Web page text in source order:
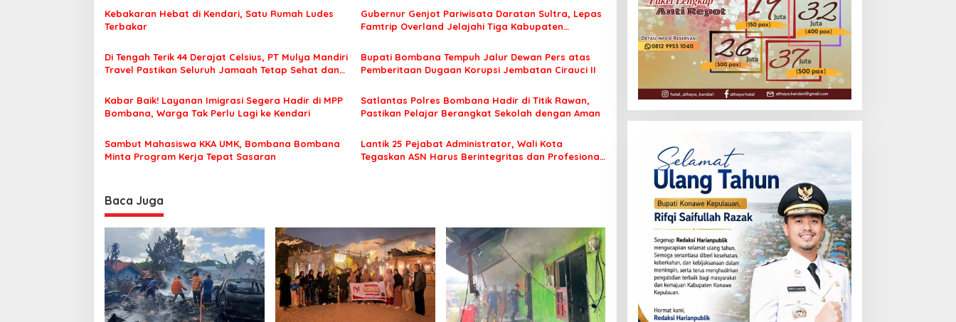
a
i
o
s
Kebakaran Hebat di Kendari, Satu Rumah Ludes
Terbakar
Gubernur Genjot Pariwisata Daratan Sultra, Lepas
Famtrip Overland Jelajahi Tiga Kabupaten
Di Tengah Terik 44 Derajat Celsius, PT Mulya Mandiri
Travel Pastikan Seluruh Jamaah Tetap Sehat dan
Bupati Bombana Tempuh Jalur Dewan Pers atas
Pemberitaan Dugaan Korupsi Jembatan Cirauci II
Kabar Baik! Layanan Imigrasi Segera Hadir di MPP
Bombana, Warga Tak Perlu Lagi ke Kendari
Satlantas Polres Bombana Hadir di Titik Rawan,
Pastikan Pelajar Berangkat Sekolah dengan Aman
Sambut Mahasiswa KKA UMK, Bombana Bombana
Minta Program Kerja Tepat Sasaran
Lantik 25 Pejabat Administrator, Wali Kota
Tegaskan ASN Harus Berintegritas dan Profesional
Baca Juga